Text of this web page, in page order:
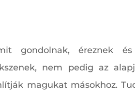
gondolnak, éreznek
nem pedig az
magukat másokhoz.